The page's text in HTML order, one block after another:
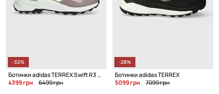
-32%
Ботинки adidas TERREX Swift R3 GTX
4399 грн
6499 грн
-28%
Ботинки adidas TERREX
5099 грн
7099 грн